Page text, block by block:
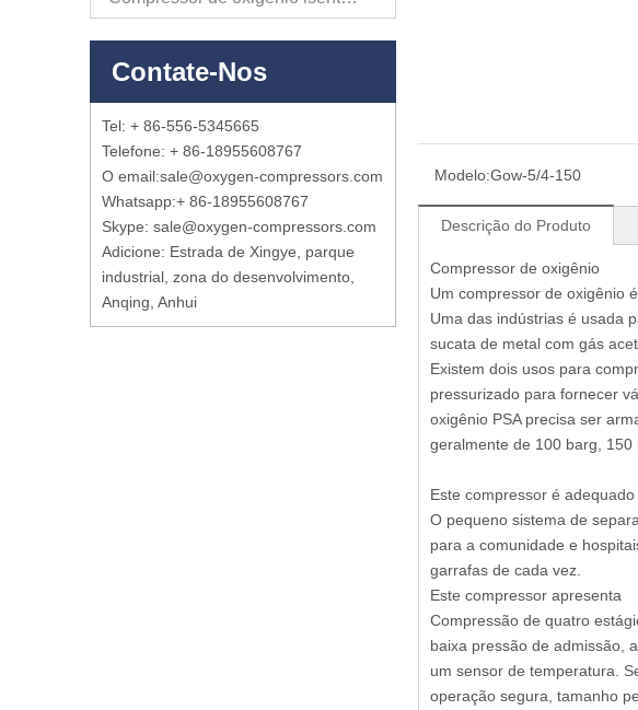
Contate-Nos
Tel: + 86-556-5345665
Telefone: + 86-18955608767
O email:sale@oxygen-compressors.com
Whatsapp:+ 86-18955608767
Skype: sale@oxygen-compressors.com
Adicione: Estrada de Xingye, parque
industrial, zona do desenvolvimento,
Anqing, Anhui
Modelo:Gow-5/4-150
Descrição do Produto
Compressor de oxigênio
Um compressor de oxigênio
Uma das indústrias é usada
sucata de metal com gás
Existem dois usos para
pressurizado para fornecer
oxigênio PSA precisa ser
geralmente de 100 barg, 150
Este compressor é
O pequeno sistema de
para a comunidade e
garrafas de cada vez.
Este compressor apresenta
Compressão de quatro
baixa pressão de admissão,
um sensor de temperatura.
operação segura, tamanho